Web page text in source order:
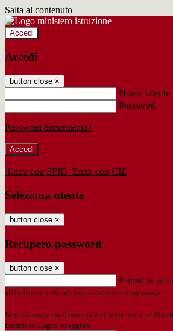
Salta al contenuto
Accedi
Accedi
button close ×
Nome Utente
Password
Password dimenticata?
-
Entra con SPID Entra con CIE
Seleziona utente
button close ×
Recupero password
button close ×
E-mail Verrà
all'indirizzo indicato con le istruzioni necessarie.
Non hai una e-mail associata al nome utente?
tramite la Login Spaggiari